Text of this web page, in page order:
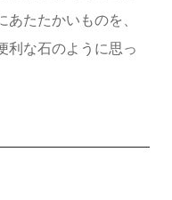
たたかいものを、
利な石のように思っ